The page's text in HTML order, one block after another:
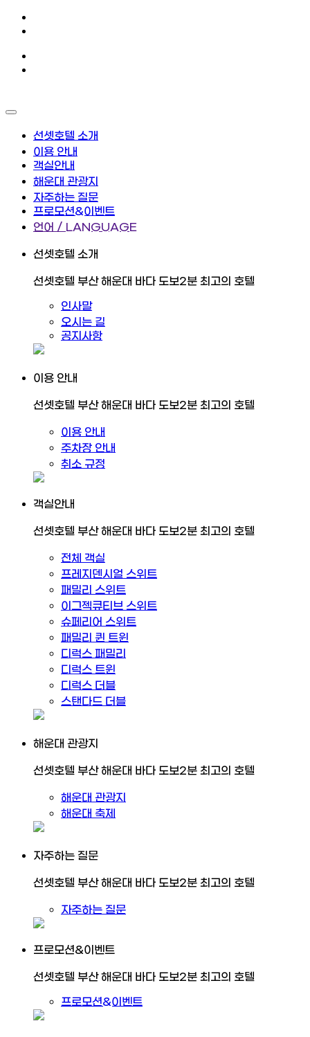
선셋호텔 소개
이용 안내
객실안내
해운대 관광지
자주하는 질문
프로모션&이벤트
언어 / LANGUAGE
선셋호텔 소개
선셋호텔 부산 해운대 바다 도보2분 최고의 호텔
인사말
오시는 길
공지사항
이용 안내
선셋호텔 부산 해운대 바다 도보2분 최고의 호텔
이용 안내
주차장 안내
취소 규정
객실안내
선셋호텔 부산 해운대 바다 도보2분 최고의 호텔
전체 객실
프레지덴시얼 스위트
패밀리 스위트
이그젝큐티브 스위트
슈페리어 스위트
패밀리 퀸 트윈
디럭스 패밀리
디럭스 트윈
디럭스 더블
스탠다드 더블
해운대 관광지
선셋호텔 부산 해운대 바다 도보2분 최고의 호텔
해운대 관광지
해운대 축제
자주하는 질문
선셋호텔 부산 해운대 바다 도보2분 최고의 호텔
자주하는 질문
프로모션&이벤트
선셋호텔 부산 해운대 바다 도보2분 최고의 호텔
프로모션&이벤트